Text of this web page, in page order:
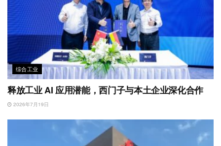
综合工业
释放工业 AI 应用潜能，西门子与本土企业深化合作
2026年7月19日